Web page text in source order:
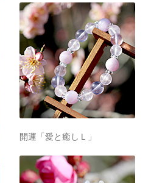
開運「愛と癒しＬ」